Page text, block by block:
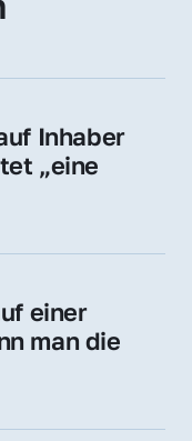
Inhaber
„eine
einer
man die